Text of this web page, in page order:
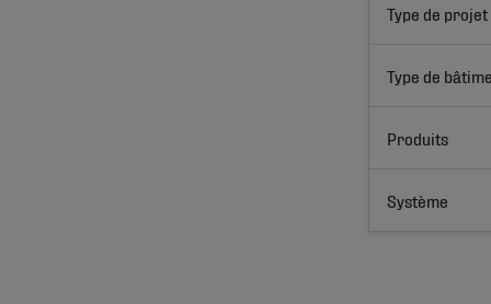
Type de projet
Type de
Produits
Système